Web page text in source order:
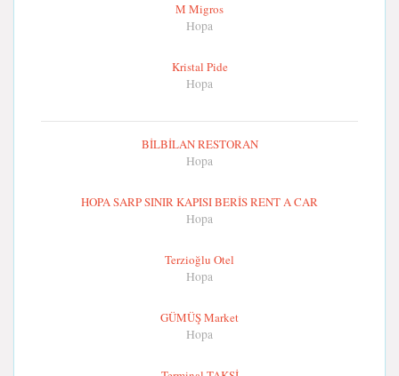
M Migros
Hopa
Kristal Pide
Hopa
BİLBİLAN RESTORAN
Hopa
HOPA SARP SINIR KAPISI BERİS RENT A CAR
Hopa
Terzioğlu Otel
Hopa
GÜMÜŞ Market
Hopa